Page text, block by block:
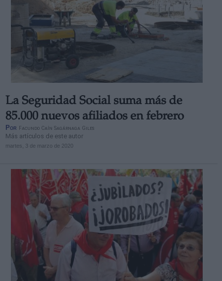
La Seguridad Social suma más de
85.000 nuevos afiliados en febrero
Por Facundo Caín Sagárnaga Giles
Más artículos de este autor
martes, 3 de marzo de 2020